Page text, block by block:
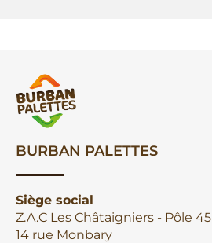
BURBAN PALETTES
Siège social
Z.A.C Les Châtaigniers - Pôle 45
14 rue Monbary